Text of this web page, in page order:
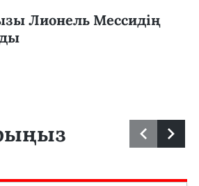
Лионель Мессидің